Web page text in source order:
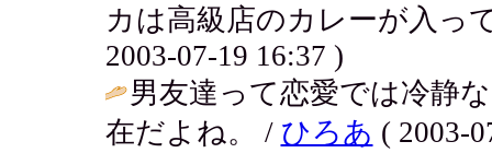
カは高級店のカレーが入っ
2003-07-19 16:37 )
男友達って恋愛では冷静
在だよね。 / ひろあ ( 2003-